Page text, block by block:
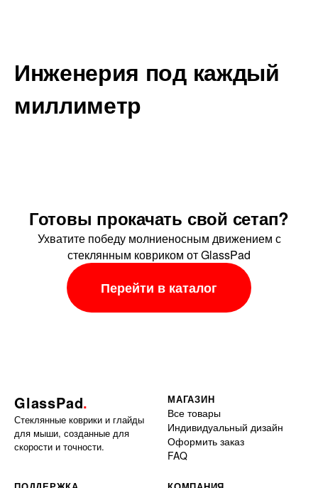
Инженерия под каждый
миллиметр
Закалённое стекло 2.5 мм
Низкий профиль, устойчив к
царапинам и износу
CNC-
Меньше
Готовы прокачать свой сетап?
Ухватите победу молниеносным движением с
стеклянным ковриком от GlassPad
Перейти в каталог
GlassPad.
Стеклянные коврики и глайды
для мыши, созданные для
скорости и точности.
МАГАЗИН
Все товары
Индивидуальный дизайн
Оформить заказ
FAQ